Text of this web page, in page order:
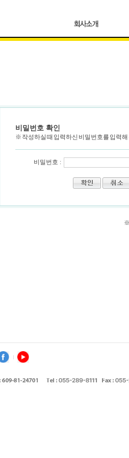
비밀번호 확인
※ 작성하실 때 입력하신 비밀번호를 입력해
비밀번호 :
※